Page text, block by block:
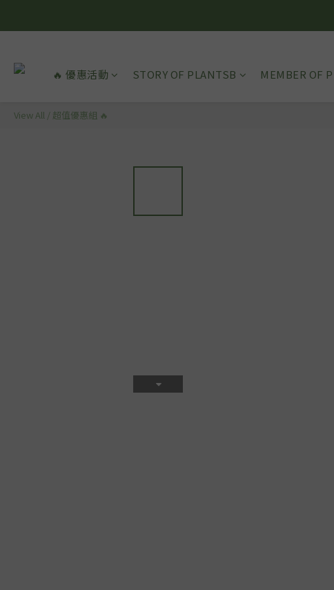
🔥 優惠活動 STORY OF PLANTSB MEMBER OF
View All / 超值優惠組 🔥